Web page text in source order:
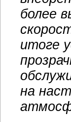
более
итоге
на